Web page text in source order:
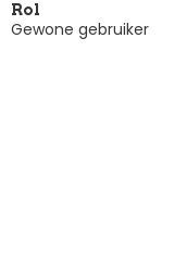
Rol
Gewone gebruiker